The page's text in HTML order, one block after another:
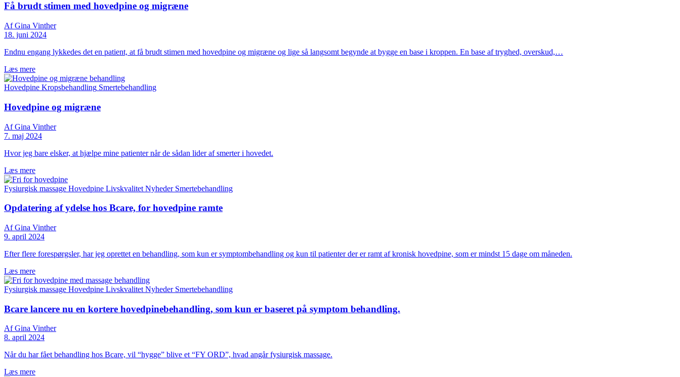
Få brudt stimen med hovedpine og migræne
Af Gina Vinther
18. juni 2024
Endnu engang lykkedes det en patient, at få brudt stimen med hovedpine og migræne og lige så langsomt begynde at bygge en base i kroppen. En base af tryghed, overskud,…
Læs mere
Hovedpine Kropsbehandling Smertebehandling
Hovedpine og migræne
Af Gina Vinther
7. maj 2024
Hvor jeg bare elsker, at hjælpe mine patienter når de sådan lider af smerter i hovedet.
Læs mere
Fysiurgisk massage Hovedpine Livskvalitet Nyheder Smertebehandling
Opdatering af ydelse hos Bcare, for hovedpine ramte
Af Gina Vinther
9. april 2024
Efter flere forespørgsler, har jeg oprettet en behandling, som kun er symptombehandling og kun til patienter der er ramt af kronisk hovedpine, som er mindst 15 dage om måneden.
Læs mere
Fysiurgisk massage Hovedpine Livskvalitet Nyheder Smertebehandling
Bcare lancere nu en kortere hovedpinebehandling, som kun er baseret på symptom behandling.
Af Gina Vinther
8. april 2024
Når du har fået behandling hos Bcare, vil “hygge” blive et “FY ORD”, hvad angår fysiurgisk massage.
Læs mere